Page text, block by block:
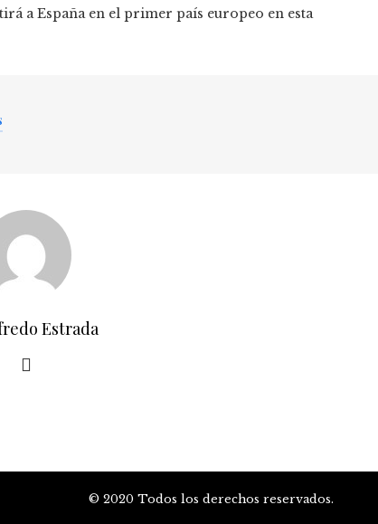
a España en el primer país europeo en esta
Estrada
© 2020 Todos los derechos reservados.